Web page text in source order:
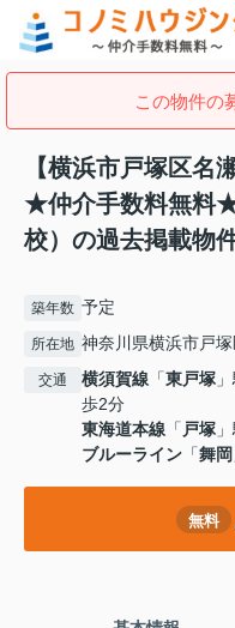
この物件の
【横浜市戸塚区名
★仲介手数料無料
校）の過去掲載物
築年数 予定
所在地 神奈川県横浜市戸
交通 横須賀線 「東戸塚
歩2分
東海道本線 「 戸塚
ブルーライン 「舞岡
無料